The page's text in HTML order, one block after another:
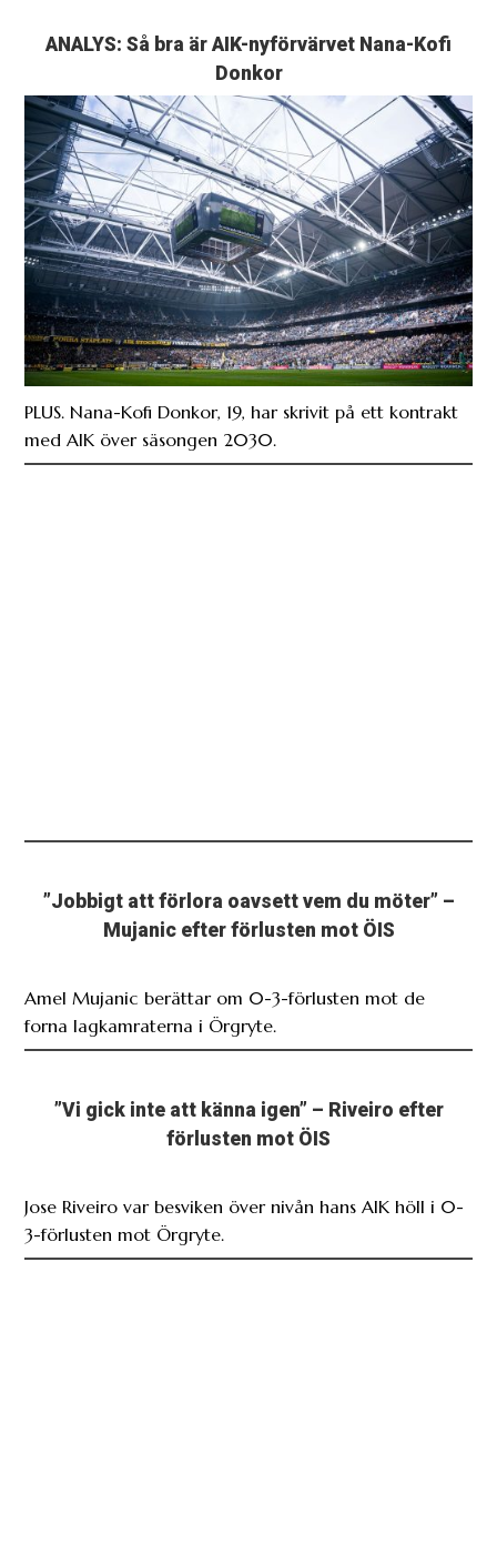
ANALYS: Så bra är AIK-nyförvärvet Nana-Kofi
Donkor
PLUS. Nana-Kofi Donkor, 19, har skrivit på ett kontrakt
med AIK över säsongen 2030.
”Jobbigt att förlora oavsett vem du möter” –
Mujanic efter förlusten mot ÖIS
Amel Mujanic berättar om 0-3-förlusten mot de
forna lagkamraterna i Örgryte.
”Vi gick inte att känna igen” – Riveiro efter
förlusten mot ÖIS
Jose Riveiro var besviken över nivån hans AIK höll i 0-
3-förlusten mot Örgryte.